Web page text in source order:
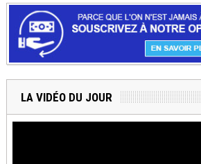
LA VIDÉO DU JOUR